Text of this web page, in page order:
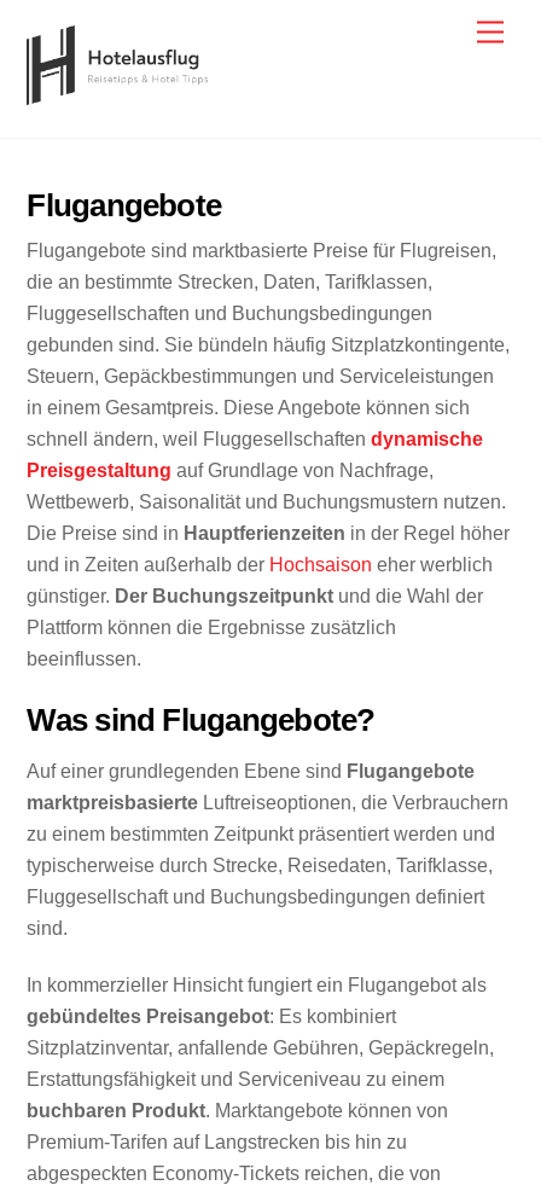
content
Flugangebote
Flugangebote sind marktbasierte Preise für Flugreisen,
die an bestimmte Strecken, Daten, Tarifklassen,
Fluggesellschaften und Buchungsbedingungen
gebunden sind. Sie bündeln häufig Sitzplatzkontingente,
Steuern, Gepäckbestimmungen und Serviceleistungen
in einem Gesamtpreis. Diese Angebote können sich
schnell ändern, weil Fluggesellschaftendynamische
Preisgestaltung auf Grundlage von Nachfrage,
Wettbewerb, Saisonalität und Buchungsmustern nutzen.
Die Preise sind in Hauptferienzeiten in der Regel höher
und in Zeiten außerhalb der Hochsaison eher werblich
günstiger. Der Buchungszeitpunkt und die Wahl der
Plattform können die Ergebnisse zusätzlich
beeinflussen.
Was sind Flugangebote?
Auf einer grundlegenden Ebene sind Flugangebote
marktpreisbasierte Luftreiseoptionen, die Verbrauchern
zu einem bestimmten Zeitpunkt präsentiert werden und
typischerweise durch Strecke, Reisedaten, Tarifklasse,
Fluggesellschaft und Buchungsbedingungen definiert
sind.
In kommerzieller Hinsicht fungiert ein Flugangebot als
gebündeltes Preisangebot: Es kombiniert
Sitzplatzinventar, anfallende Gebühren, Gepäckregeln,
Erstattungsfähigkeit und Serviceniveau zu einem
buchbaren Produkt. Marktangebote können von
Premium-Tarifen auf Langstrecken bis hin zu
abgespeckten Economy-Tickets reichen, die von